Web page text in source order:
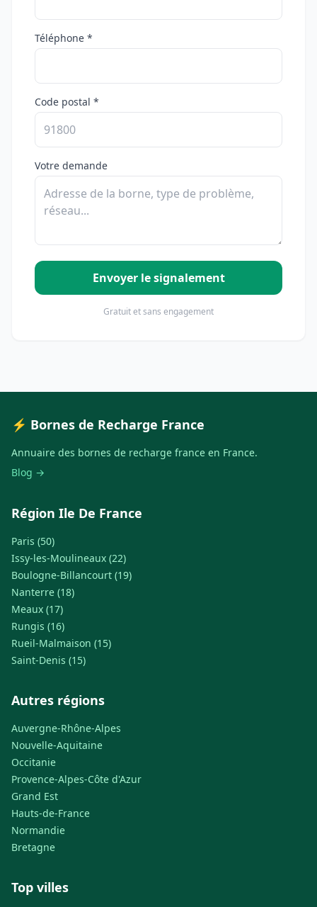
Téléphone *
Code postal *
Votre demande
Envoyer le signalement
Gratuit et sans engagement
⚡ Bornes de Recharge France
Annuaire des bornes de recharge france en France.
Blog →
Région Ile De France
Paris (50)
Issy-les-Moulineaux (22)
Boulogne-Billancourt (19)
Nanterre (18)
Meaux (17)
Rungis (16)
Rueil-Malmaison (15)
Saint-Denis (15)
Autres régions
Auvergne-Rhône-Alpes
Nouvelle-Aquitaine
Occitanie
Provence-Alpes-Côte d'Azur
Grand Est
Hauts-de-France
Normandie
Bretagne
Top villes